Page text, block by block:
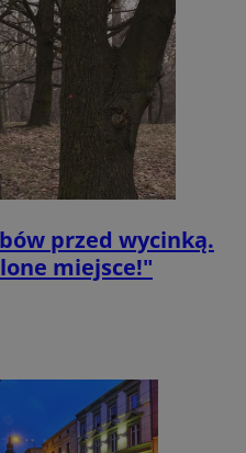
przed wycinką.
miejsce!"